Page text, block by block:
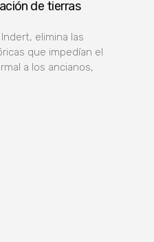
de tierras
elimina las
que impedían el
a los ancianos,